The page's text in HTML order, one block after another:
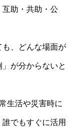
助・共助・公
、どんな場面が
が分からないと
生活や災害時に
でもすぐに活用